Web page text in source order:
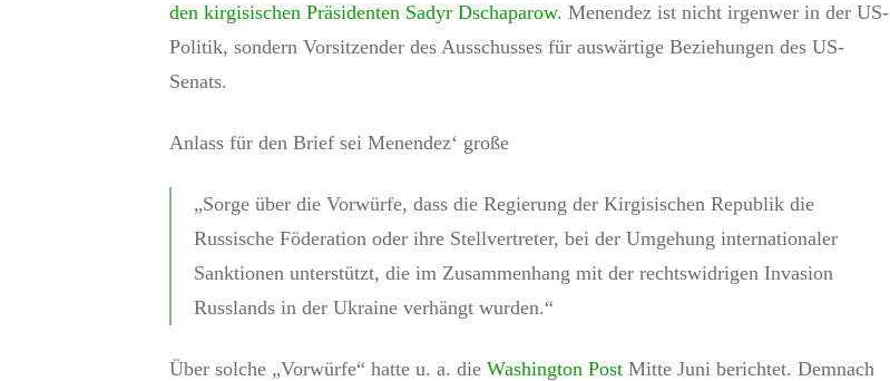
den kirgisischen Präsidenten Sadyr Dschaparow. Menendez ist nicht irgenwer in der US-
Politik, sondern Vorsitzender des Ausschusses für auswärtige Beziehungen des US-
Senats.
Anlass für den Brief sei Menendez‘ große
„Sorge über die Vorwürfe, dass die Regierung der Kirgisischen Republik die
Russische Föderation oder ihre Stellvertreter, bei der Umgehung internationaler
Sanktionen unterstützt, die im Zusammenhang mit der rechtswidrigen Invasion
Russlands in der Ukraine verhängt wurden.“
Über solche „Vorwürfe“ hatte u. a. die Washington Post Mitte Juni berichtet. Demnach